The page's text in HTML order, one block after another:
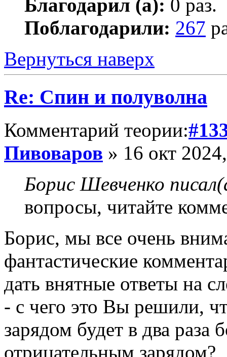
Благодарил (а): 0 раз.
Поблагодарили: 267
Вернуться наверх
Re: Спин и полуволна
Комментарий теории:
Пивоваров » 16 окт
Борис Шевченко
вопросы, читайте
Борис, мы все очень
фантастические
дать внятные ответы на
- с чего это Вы решили,
зарядом будет в два раза
отрицательным зарядом?